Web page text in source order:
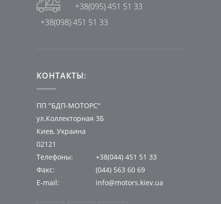
+38(095) 451 51 33
+38(098) 451 51 33
КОНТАКТЫ:
ПП "БДП-МОТОРС"
ул.Коллекторная 3Б
Киев, Украина
02121
Телефоны:
+38(044) 451 51 33
Факс:
(044) 563 60 69
E-mail:
info@motors.kiev.ua